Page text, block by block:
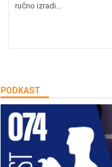
ručno izradi...
PODKAST